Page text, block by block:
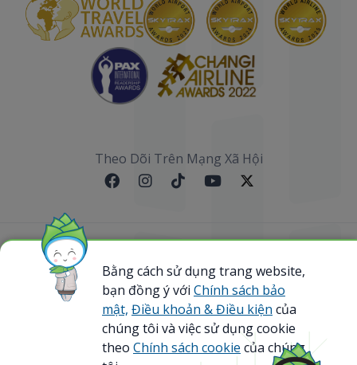
Theo Dõi Trên Mạng Xã Hội
Sơ đồ website
@ 2023 Bamboo Airways Copyright. All Rights
Reserved.
Business Registration Code: 0107867370
Bằng cách sử dụng trang website,
bạn đồng ý với Chính sách bảo
mật, Điều khoản & Điều kiện của
chúng tôi và việc sử dụng cookie
theo Chính sách cookie của chúng